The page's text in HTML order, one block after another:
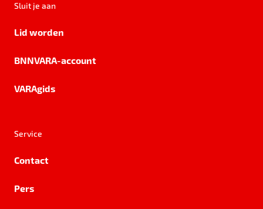
Sluit je aan
Lid worden
BNNVARA-account
VARAgids
Service
Contact
Pers